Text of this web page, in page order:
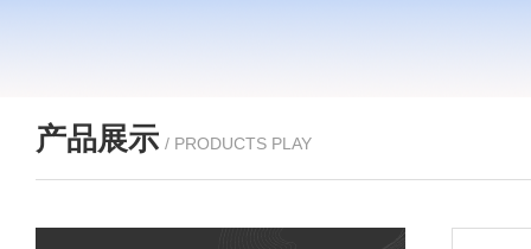
产品展示 / PRODUCTS PLAY